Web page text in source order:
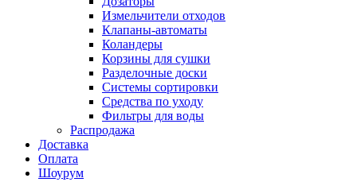
Измельчители отходов
Клапаны-автоматы
Коландеры
Корзины для сушки
Разделочные доски
Системы сортировки
Средства по уходу
Фильтры для воды
Распродажа
Доставка
Оплата
Шоурум